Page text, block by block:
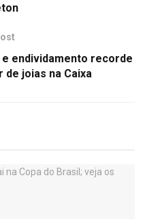
endividamento recorde
de joias na Caixa